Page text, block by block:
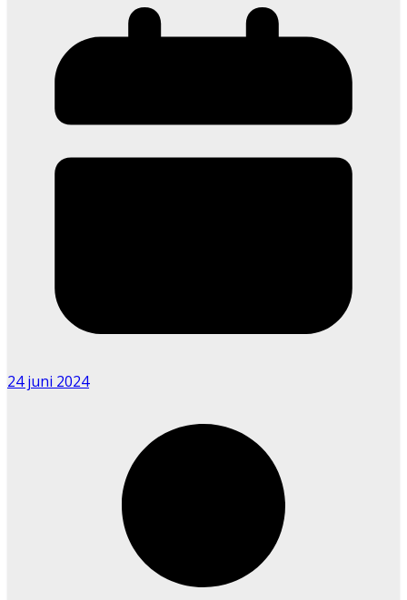
24 juni 2024